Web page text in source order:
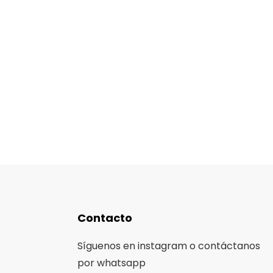
Contacto
Síguenos en instagram o contáctanos
por whatsapp